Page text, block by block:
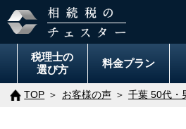
税理士の
選び方
料金プラン
TOP お客様の声 千葉 50代・